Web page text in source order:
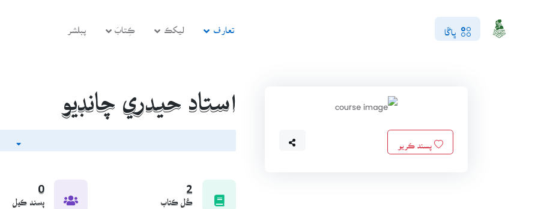
ڀاڱا تعارف ليکڪ ڪِتابَ پبلشر
استاد حيدري چانڊيو
2
ڪُل ڪتاب
0
پسند ڪيل